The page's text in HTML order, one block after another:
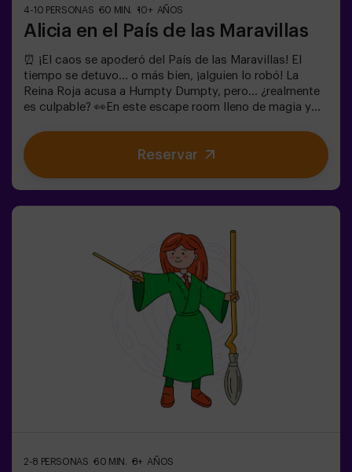
4-10 PERSONAS 60 MIN. 10+ AÑOS
Alicia en el País de las Maravillas
⏰ ¡El caos se apoderó del País de las Maravillas! El
tiempo se detuvo... o más bien, ¡alguien lo robó! La
Reina Roja acusa a Humpty Dumpty, pero... ¿realmente
es culpable? 👀En este escape room lleno de magia y
enigmas absurdos (como los que le gustan al
Sombrerero).🔹 Enfrentarte a personajes icónicos
(¡cuidado con la Reina de Corazones!).🔹Encontrar el
building¿Serás tú quien salve este mundo fantástico?
❗Menores de 14 años: requieren 1 adulto
acompañanteOpción con monitor disponible (consulta
Reservar
2-8 PERSONAS 60 MIN. 8+ AÑOS